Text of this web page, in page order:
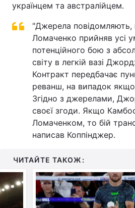
Техно і зв'язок
Зброя
Цікавинки
Екологія
Відео з Youtube
Інтерв'ю
українцем та австралійцем.
"Джерела
Ломаченко прийняв усі
потенційного бою з
світу в легкій вазі
Контракт передбачає
реванш, на випадок
Згідно з джерелами,
своєї згоди. Якщо
Ломаченком, то бій
написав Коппінджер.
ЧИТАЙТЕ ТАКОЖ: